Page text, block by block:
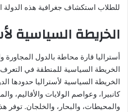
للطلاب استكشاف جغرافية هذه الدولة
الخريطة السياسية
أستراليا قارة محاطة بالدول المجاورة
الخريطة السياسية للمنطقة في
الخريطة السياسية لأستراليا حدودها
كانبيرا، وعواصم الولايات والأقاليم،
والمحيطات، والبحار، والخلجان. توفر